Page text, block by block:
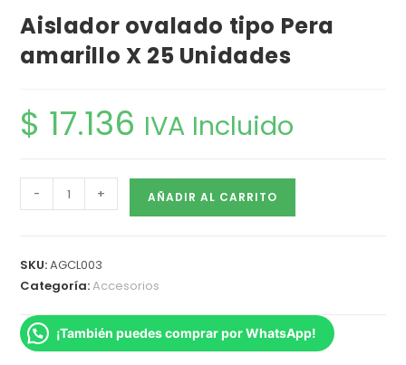
Aislador ovalado tipo Pera
amarillo X 25 Unidades
$ 17.136 IVA Incluido
- + AÑADIR AL CARRITO
SKU:AGCL003
Categoría:Accesorios
¡También puedes comprar por WhatsApp!